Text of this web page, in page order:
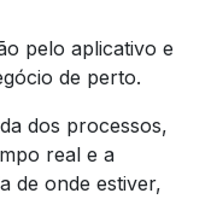
pelo aplicativo e
de perto.
dos processos,
real e a
de onde estiver,